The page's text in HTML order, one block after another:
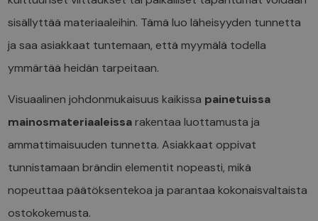
sisällyttää materiaaleihin. Tämä luo läheisyyden tunnetta
ja saa asiakkaat tuntemaan, että myymälä todella
ymmärtää heidän tarpeitaan.
Visuaalinen johdonmukaisuus kaikissa painetuissa
mainosmateriaaleissarakentaa luottamusta ja
ammattimaisuuden tunnetta. Asiakkaat oppivat
tunnistamaan brändin elementit nopeasti, mikä
nopeuttaa päätöksentekoa ja parantaa kokonaisvaltaista
ostokokemusta.